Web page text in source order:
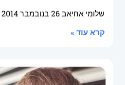
שלומי אחיאב26 בנובמבר 2014
קרא עוד »